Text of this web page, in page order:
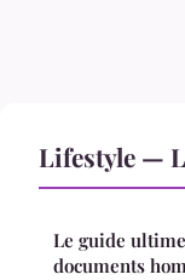
Lifestyle —
Le guide
documents